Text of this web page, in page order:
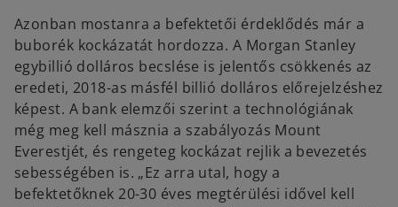
Azonban mostanra a befektetői érdeklődés már a
buborék kockázatát hordozza. A Morgan Stanley
egybillió dolláros becslése is jelentős csökkenés az
eredeti, 2018-as másfél billió dolláros előrejelzéshez
képest. A bank elemzői szerint a technológiának
még meg kell másznia a szabályozás Mount
Everestjét, és rengeteg kockázat rejlik a bevezetés
sebességében is. „Ez arra utal, hogy a
befektetőknek 20-30 éves megtérülési idővel kell